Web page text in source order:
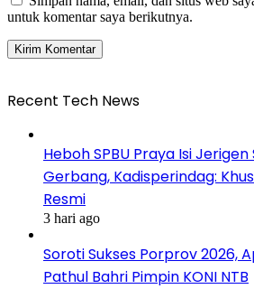
untuk komentar saya berikutnya.
Recent Tech News
Heboh SPBU Praya Isi
Gerbang, Kadisperindag:
Resmi
3 hari ago
Soroti Sukses Porprov 2026,
Pathul Bahri Pimpin KONI NTB